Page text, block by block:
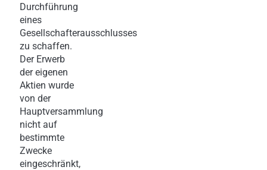
Durchführung
eines
Gesellschafterausschlusses
zu schaffen.
Der Erwerb
der eigenen
Aktien wurde
von der
Hauptversammlung
nicht auf
bestimmte
Zwecke
eingeschränkt,